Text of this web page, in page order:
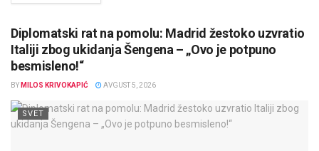
Diplomatski rat na pomolu: Madrid žestoko uzvratio
Italiji zbog ukidanja Šengena – „Ovo je potpuno
besmisleno!“
BY MILOS KRIVOKAPIĆ AVGUST 5, 2026
SVET